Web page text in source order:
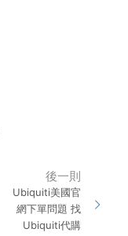
後一則
Ubiquiti美國官
網下單問題 找
Ubiquiti代購